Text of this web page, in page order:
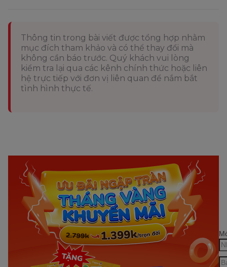
Thông tin trong bài viết được tổng hợp nhằm
mục đích tham khảo và có thể thay đổi mà
không cần báo trước. Quý khách vui lòng
kiểm tra lại qua các kênh chính thức hoặc liên
hệ trực tiếp với đơn vị liên quan để nắm bắt
tình hình thực tế.